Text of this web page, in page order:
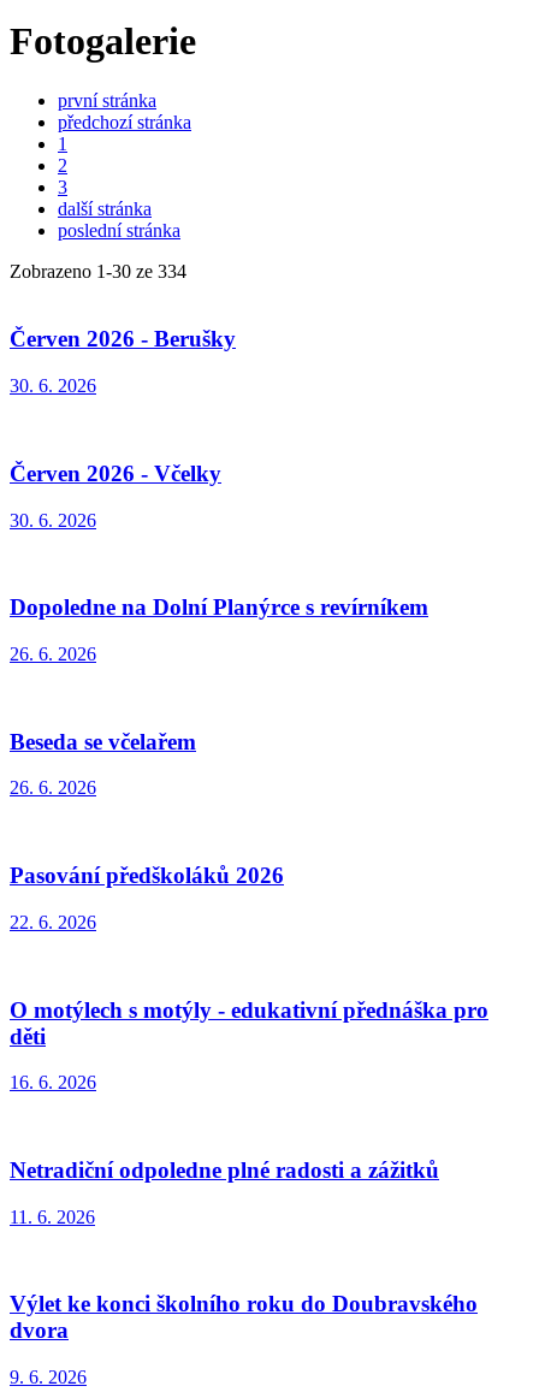
Fotogalerie
první stránka
předchozí stránka
1
2
3
další stránka
poslední stránka
Zobrazeno 1-30 ze 334
Červen 2026 - Berušky
30. 6. 2026
Červen 2026 - Včelky
30. 6. 2026
Dopoledne na Dolní Planýrce s revírníkem
26. 6. 2026
Beseda se včelařem
26. 6. 2026
Pasování předškoláků 2026
22. 6. 2026
O motýlech s motýly - edukativní přednáška pro
děti
16. 6. 2026
Netradiční odpoledne plné radosti a zážitků
11. 6. 2026
Výlet ke konci školního roku do Doubravského
dvora
9. 6. 2026